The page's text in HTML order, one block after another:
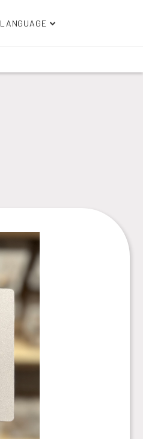
LANGUAGE
한국어